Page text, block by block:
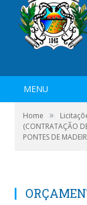
MENU
Home »
(CONTRATAÇÃO
PONTES DE